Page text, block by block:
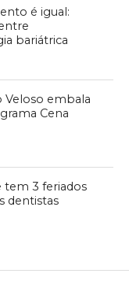
é igual:
bariátrica
Veloso embala
Cena
tem 3 feriados
dentistas